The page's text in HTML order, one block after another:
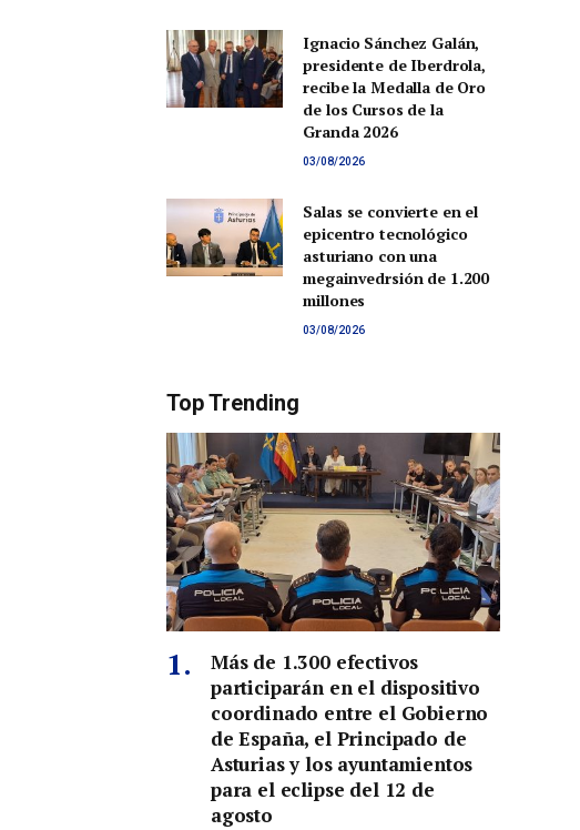
Ignacio Sánchez Galán,
presidente de Iberdrola,
recibe la Medalla de Oro
de los Cursos de la
Granda 2026
03/08/2026
Salas se convierte en el
epicentro tecnológico
asturiano con una
megainvedrsión de 1.200
millones
03/08/2026
Top Trending
Más de 1.300 efectivos
participarán en el dispositivo
coordinado entre el Gobierno
de España, el Principado de
Asturias y los ayuntamientos
para el eclipse del 12 de
agosto